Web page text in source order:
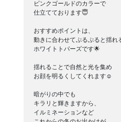
ピンクゴールドのカラーで
仕立てております😇
おすすめポイントは、
動きに合わせてぷるぷると揺れ
ホワイトトパーズです🌟
揺れることで自然と光を集め
お顔を明るくしてくれます☺️
暗がりの中でも
キラリと輝きますから、
イルミネーションなど